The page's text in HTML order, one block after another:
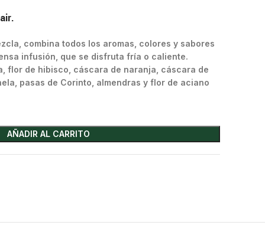
combina todos los aromas, colores y sabores
infusión, que se disfruta fría o caliente.
flor de hibisco, cáscara de naranja, cáscara de
pasas de Corinto, almendras y flor de aciano
AÑADIR AL CARRITO